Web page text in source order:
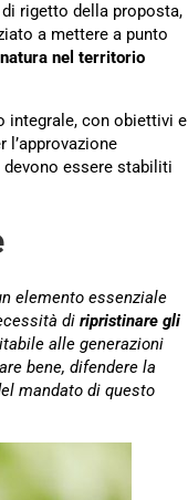
rigetto della proposta,
a mettere a punto
nel territorio
integrale, con obiettivi e
devono essere stabiliti
elemento essenziale
di ripristinare gli
alle generazioni
bene, difendere la
mandato di questo